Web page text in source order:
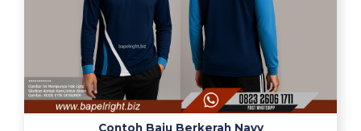
Contoh Baju Berkerah Navy